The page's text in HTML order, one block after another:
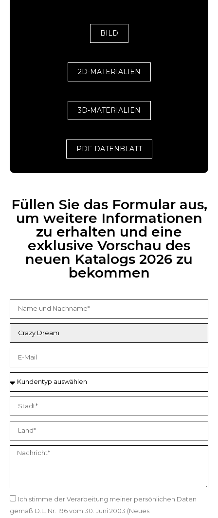
BILD
2D-MATERIALIEN
3D-MATERIALIEN
PDF-DATENBLATT
Füllen Sie das Formular aus,
um weitere Informationen
zu erhalten und eine
exklusive Vorschau des
neuen Katalogs 2026 zu
bekommen
Ich stimme der Verarbeitung meiner persönlichen Daten
gemäß D.L. Nr. 196 vom 30. Juni 2003 (Neues